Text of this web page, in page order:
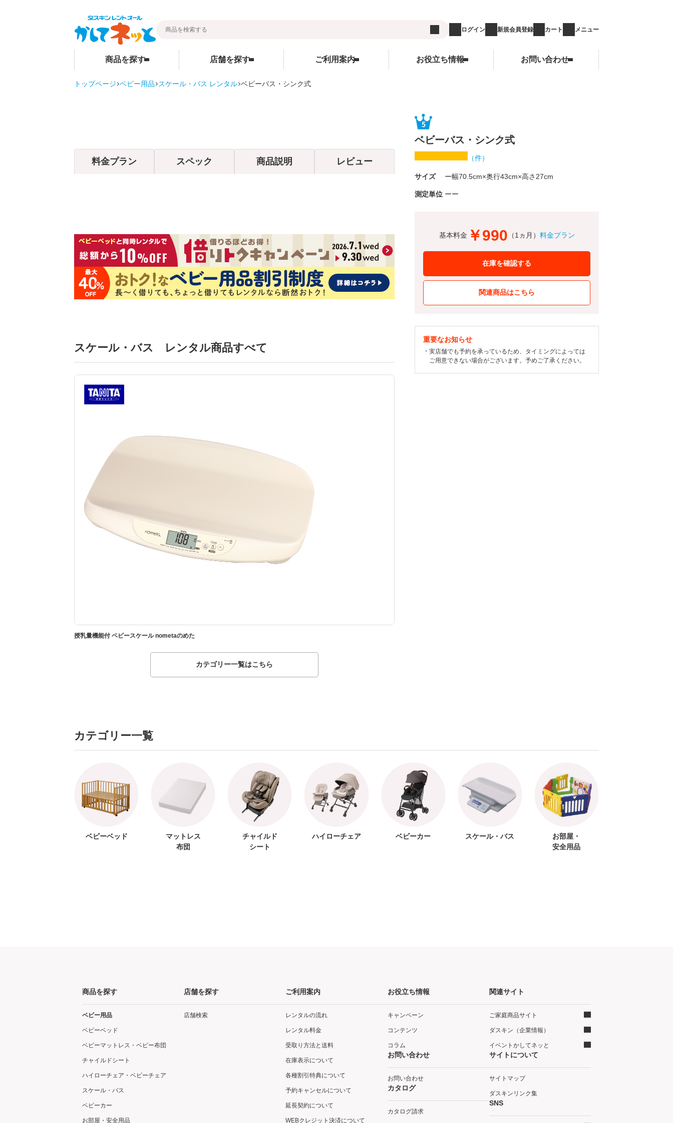
ログイン 新規会員登録 カート メニュー
商品を探す
チャイルドシート
ハイローチェア・ベビーチェア
ご家庭商品サイト
店舗を探す ご利用案内
受け取り方法と送料
在庫表示について
WEBクレジット決済について
よくあるご質問
サイトについて
お役立ち情報
キャンペーン
コラム
お問い合わせ
トップページ ベビー用品 スケール・バス レンタル ベビーバス・シンク式
ベビーバス・シンク式
（件）
サイズ 幅70.5cm×奥行43cm×高さ27cm
測定単位 ー
基本料金 ￥990 （1ヵ月） 料金プラン
在庫を確認する
関連商品はこちら
重要なお知らせ
実店舗でも予約を承っているため、タイミングによっては
ご用意できない場合がございます。予めご了承ください。
料金プラン スペック 商品説明 レビュー
スケール・バス レンタル商品すべて
授乳量機能付 ベビースケール nometaのめた
カテゴリー一覧はこちら
カテゴリー一覧
ベビーベッド
マットレス
布団
チャイルド
シート
ハイローチェア ベビーカー スケール・バス
お部屋・
安全用品
商品を探す
ベビー用品
ベビーベッド
ベビーマットレス・ベビー布団
チャイルドシート
ハイローチェア・ベビーチェア
スケール・バス
ベビーカー
お部屋・安全用品
店舗を探す
店舗検索
ご利用案内
レンタルの流れ
レンタル料金
受取り方法と送料
在庫表示について
各種割引特典について
予約キャンセルについて
延長契約について
WEBクレジット決済について
お役立ち情報
キャンペーン
コンテンツ
コラム
お問い合わせ
お問い合わせ
カタログ
カタログ請求
関連サイト
ご家庭商品サイト
ダスキン（企業情報）
イベントかしてネッと
サイトについて
サイトマップ
ダスキンリンク集
SNS